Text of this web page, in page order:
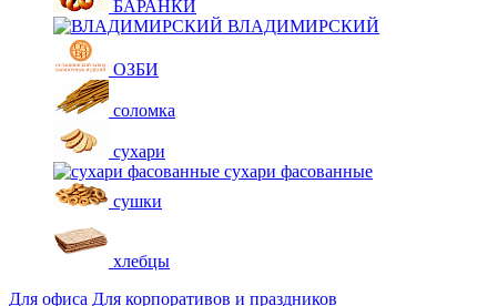
БАРАНКИ
ВЛАДИМИРСКИЙ
ОЗБИ
соломка
сухари
сухари фасованные
сушки
хлебцы
Для офиса Для корпоративов и праздников